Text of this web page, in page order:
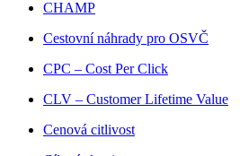
CHAMP
Cestovní náhrady pro OSVČ
CPC – Cost Per Click
CLV – Customer Lifetime Value
Cenová citlivost